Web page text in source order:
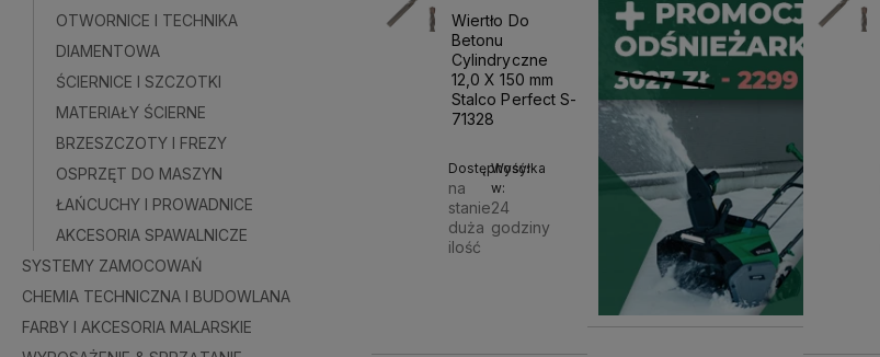
OTWORNICE I TECHNIKA
DIAMENTOWA
ŚCIERNICE I SZCZOTKI
MATERIAŁY ŚCIERNE
BRZESZCZOTY I FREZY
OSPRZĘT DO MASZYN
ŁAŃCUCHY I PROWADNICE
AKCESORIA SPAWALNICZE
SYSTEMY ZAMOCOWAŃ
CHEMIA TECHNICZNA I BUDOWLANA
FARBY I AKCESORIA MALARSKIE
Wiertło Do
Betonu
Cylindryczne
12,0 X 150 mm
Stalco Perfect S-
71328
Dostępność:
na
stanie
duża
ilość
Wysyłka
w:
24
godziny
koszyka